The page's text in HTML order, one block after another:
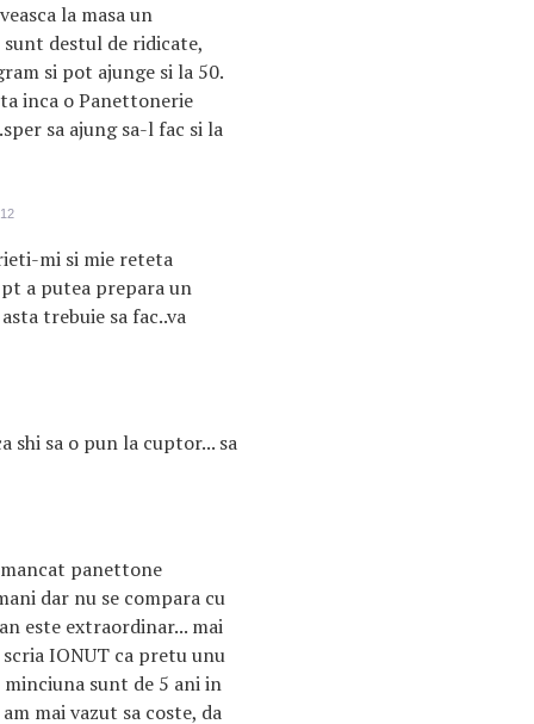
la masa un
destul de ridicate,
si pot ajunge si la 50.
inca o Panettonerie
sa ajung sa-l fac si la
mi si mie reteta
a putea prepara un
trebuie sa fac..va
shi sa o pun la cuptor... sa
mancat panettone
dar nu se compara cu
este extraordinar... mai
IONUT ca pretu unu
sunt de 5 ani in
mai vazut sa coste, da